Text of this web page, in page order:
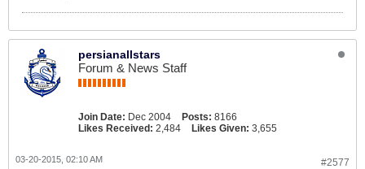
persianallstars
Forum & News Staff
Join Date: Dec 2004 Posts: 8166
Likes Received: 2,484 Likes Given: 3,655
#2577
03-20-2015, 02:10 AM